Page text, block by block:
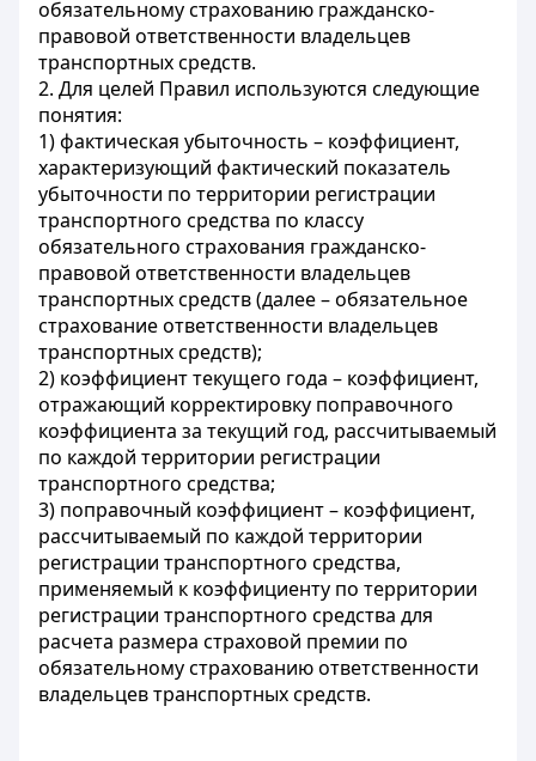
обязательному страхованию гражданско-
правовой ответственности владельцев
транспортных средств.
2. Для целей Правил используются следующие
понятия:
1) фактическая убыточность – коэффициент,
характеризующий фактический показатель
убыточности по территории регистрации
транспортного средства по классу
обязательного страхования гражданско-
правовой ответственности владельцев
транспортных средств (далее – обязательное
страхование ответственности владельцев
транспортных средств);
2) коэффициент текущего года – коэффициент,
отражающий корректировку поправочного
коэффициента за текущий год, рассчитываемый
по каждой территории регистрации
транспортного средства;
3) поправочный коэффициент – коэффициент,
рассчитываемый по каждой территории
регистрации транспортного средства,
применяемый к коэффициенту по территории
регистрации транспортного средства для
расчета размера страховой премии по
обязательному страхованию ответственности
владельцев транспортных средств.